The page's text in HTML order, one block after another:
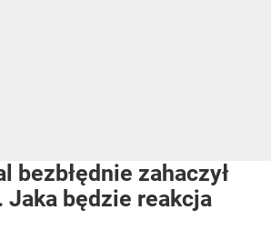
bezbłędnie zahaczył
będzie reakcja